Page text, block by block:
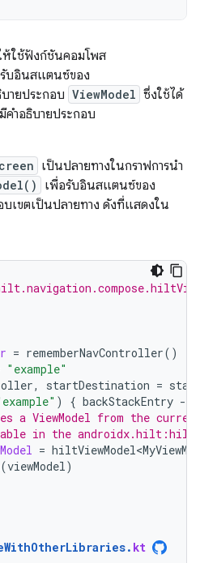
ห้ใช้ฟังก์ชันคอมโพส
บอินสแตนซ์ของ
ายประกอบ ViewModel ซึ่งใช้ได้
ำอธิบายประกอบ
เป็นปลายทางในกราฟการนำ
เพื่อรับอินสแตนซ์ของ
เขตเป็นปลายทาง ดังที่แสดงใน
= rememberNavController()
"example"
, startDestination =
) { backStackEntry -
a ViewModel from the
in the androidx.hilt:hilt-
=
(viewModel)
. kt